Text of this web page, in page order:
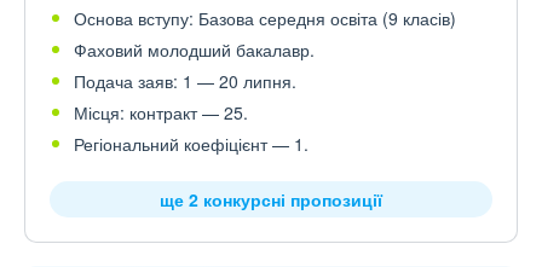
Основа вступу: Базова середня освіта (9 класів)
Фаховий молодший бакалавр.
Подача заяв: 1 — 20 липня.
Місця: контракт — 25.
Регіональний коефіцієнт — 1.
ще 2 конкурсні пропозиції